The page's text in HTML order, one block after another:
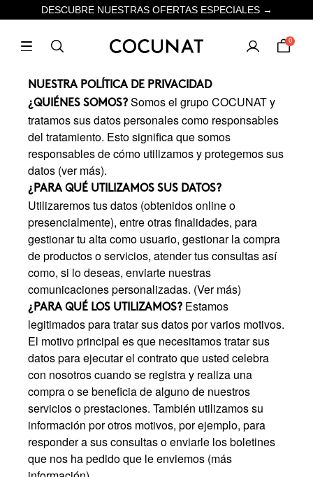
DESCUBRE NUESTRAS OFERTAS ESPECIALES →
0
NUESTRA POLÍTICA DE PRIVACIDAD
¿QUIÉNES SOMOS? Somos el grupo COCUNAT y
tratamos sus datos personales como responsables
del tratamiento. Esto significa que somos
responsables de cómo utilizamos y protegemos sus
datos (ver más).
¿PARA QUÉ UTILIZAMOS SUS DATOS?
Utilizaremos tus datos (obtenidos online o
presencialmente), entre otras finalidades, para
gestionar tu alta como usuario, gestionar la compra
de productos o servicios, atender tus consultas así
como, si lo deseas, enviarte nuestras
comunicaciones personalizadas. (Ver más)
¿PARA QUÉ LOS UTILIZAMOS? Estamos
legitimados para tratar sus datos por varios motivos.
El motivo principal es que necesitamos tratar sus
datos para ejecutar el contrato que usted celebra
con nosotros cuando se registra y realiza una
compra o se beneficia de alguno de nuestros
servicios o prestaciones. También utilizamos su
información por otros motivos, por ejemplo, para
responder a sus consultas o enviarle los boletines
que nos ha pedido que le enviemos (más